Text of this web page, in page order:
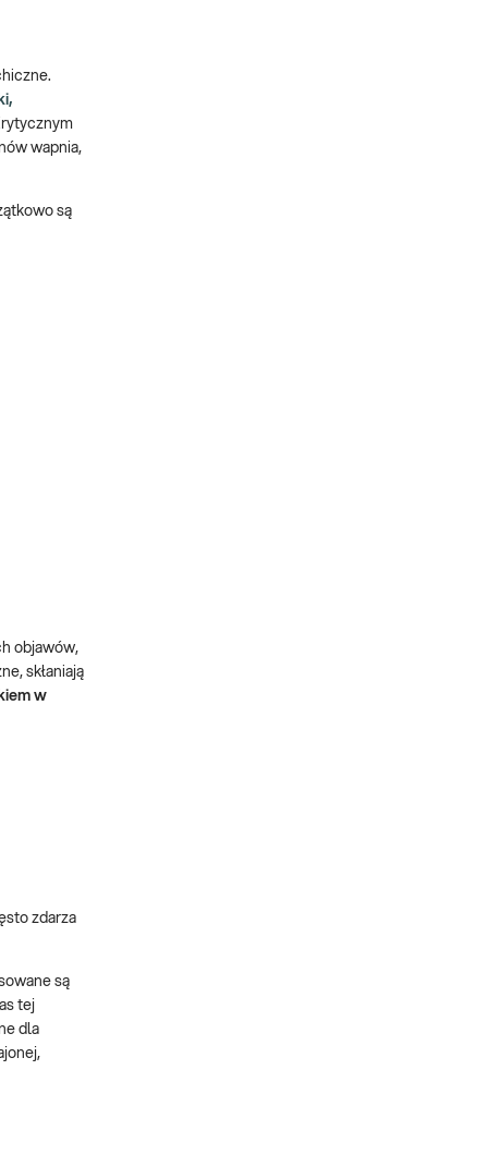
wapnia,
są
objawów,
skłaniają
w
zdarza
są
tej
dla